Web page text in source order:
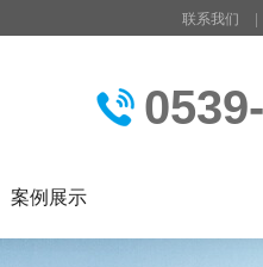
联系我们 |
案例展示